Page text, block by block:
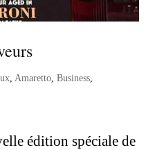
Amaretto ,Business
édition spéciale de